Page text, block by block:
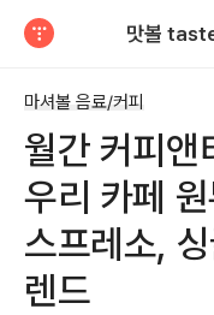
마셔볼 음료/커피
월간 커피앤
우리 카페
스프레소,
렌드